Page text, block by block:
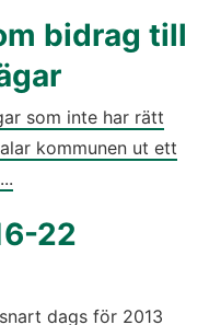
bidrag till
som inte har rätt
kommunen ut ett
22
dags för 2013